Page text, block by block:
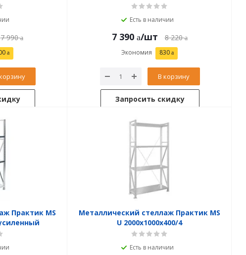
7 990
Есть в наличии
7 390 /шт 8 220
Экономия 830
В корзину
Запросить скидку
Практик MS
Металлический стеллаж Практик MS
U 2000x1000x400/4
Есть в наличии